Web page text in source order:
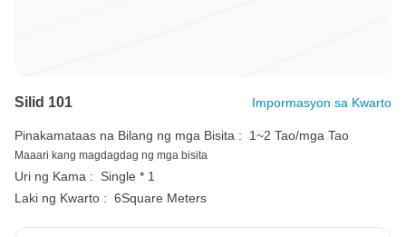
Silid 101 Impormasyon sa Kwarto
Pinakamataas na Bilang ng mga Bisita : 1~2 Tao/mga Tao
Maaari kang magdagdag ng mga bisita
Uri ng Kama :
Single * 1
Laki ng Kwarto : 6Square Meters